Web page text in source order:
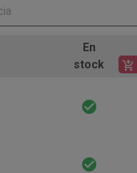
En
stock
add_shopping_cart
check_circle
check_circle